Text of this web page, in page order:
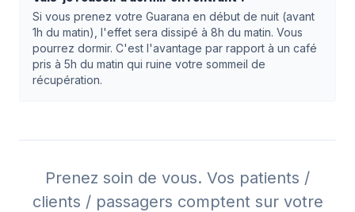
Si vous prenez votre Guarana en début de nuit (avant
1h du matin), l'effet sera dissipé à 8h du matin. Vous
pourrez dormir. C'est l'avantage par rapport à un café
pris à 5h du matin qui ruine votre sommeil de
récupération.
Prenez soin de vous. Vos patients /
clients / passagers comptent sur votre